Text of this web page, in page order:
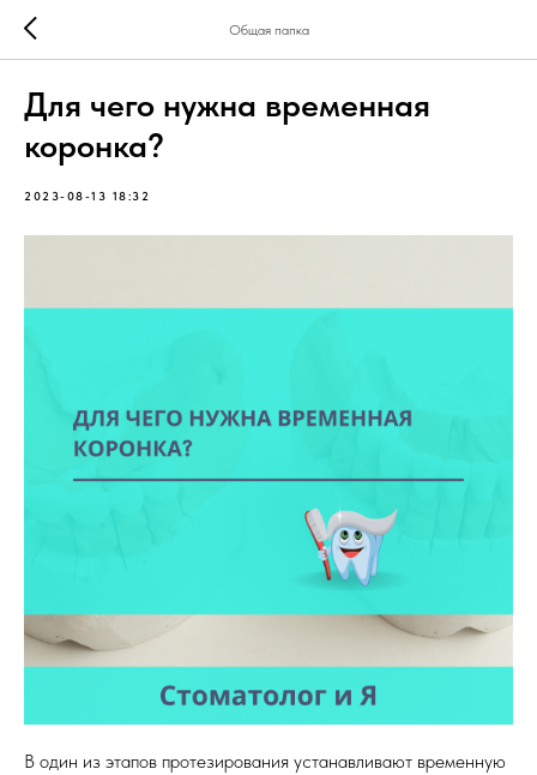
Общая папка
Для чего нужна временная
коронка?
2023-08-13 18:32
В один из этапов протезирования устанавливают временную